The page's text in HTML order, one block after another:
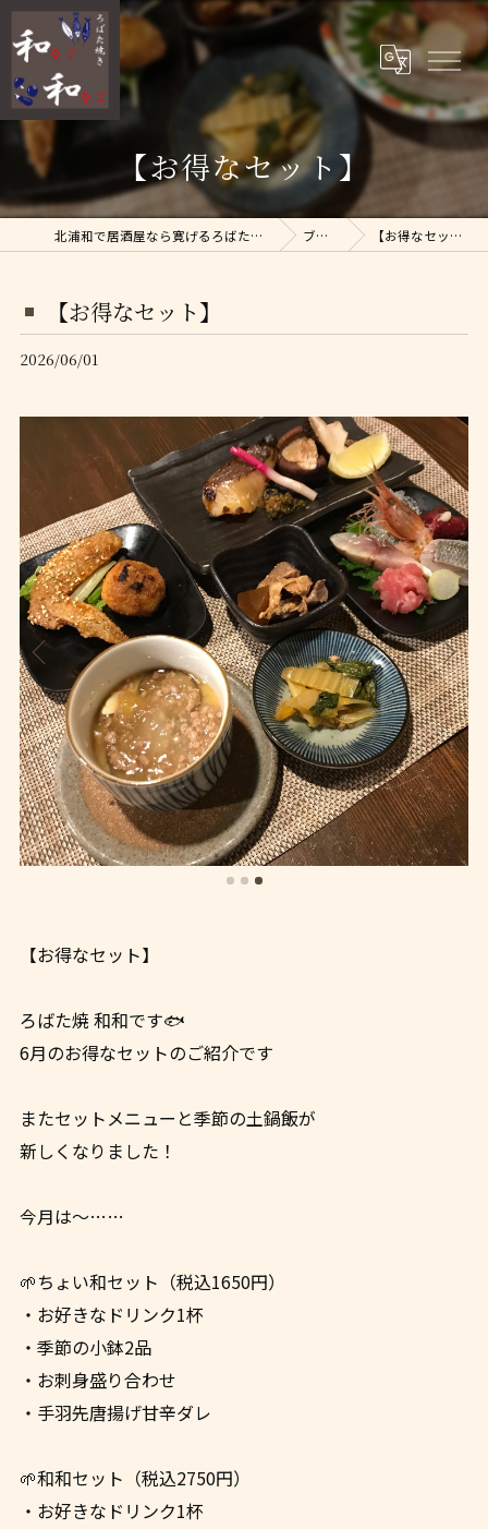
【お得なセット】
北浦和で居酒屋なら寛げるろばた焼 和和 ブログ 【お得なセット】
【お得なセット】
2026/06/01
【お得なセット】
ろばた焼 和和です🐟
6月のお得なセットのご紹介です
またセットメニューと季節の土鍋飯が
新しくなりました！
今月は～……
🌱ちょい和セット（税込1650円）
・お好きなドリンク1杯
・季節の小鉢2品
・お刺身盛り合わせ
・手羽先唐揚げ甘辛ダレ
🌱和和セット（税込2750円）
・お好きなドリンク1杯